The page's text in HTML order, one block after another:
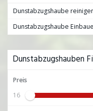
Dunstabzugshaube
Dunstabzugshaube
Dunstabzugshauben
Preis
16